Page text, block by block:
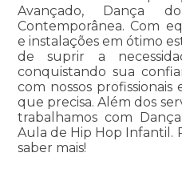
Avançado, Dança
Contemporânea. Com
e instalações em ótimo
de suprir a
conquistando sua
com nossos
que precisa. Além dos
trabalhamos com
Aula de Hip Hop Infantil.
saber mais!